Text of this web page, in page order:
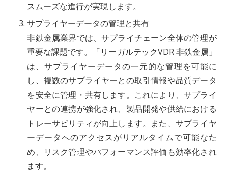
スムーズな進行が実現します。
サプライヤーデータの管理と共有
非鉄金属業界では、サプライチェーン全体の管理が
重要な課題です。「リーガルテックVDR 非鉄金属」
は、サプライヤーデータの一元的な管理を可能に
し、複数のサプライヤーとの取引情報や品質データ
を安全に管理・共有します。これにより、サプライ
ヤーとの連携が強化され、製品開発や供給における
トレーサビリティが向上します。また、サプライヤ
ーデータへのアクセスがリアルタイムで可能なた
め、リスク管理やパフォーマンス評価も効率化され
ます。